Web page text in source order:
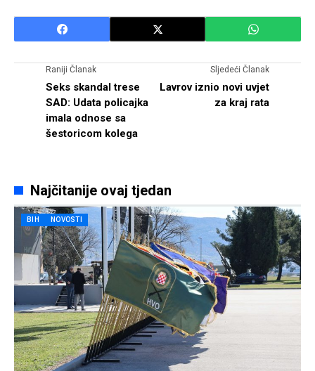
Raniji Članak
Seks skandal trese
SAD: Udata policajka
imala odnose sa
šestoricom kolega
Sljedeći Članak
Lavrov iznio novi uvjet
za kraj rata
Najčitanije ovaj tjedan
BIH NOVOSTI